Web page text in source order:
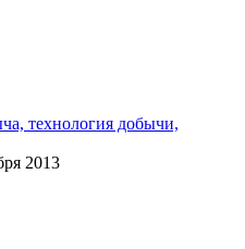
технология добычи,
2013